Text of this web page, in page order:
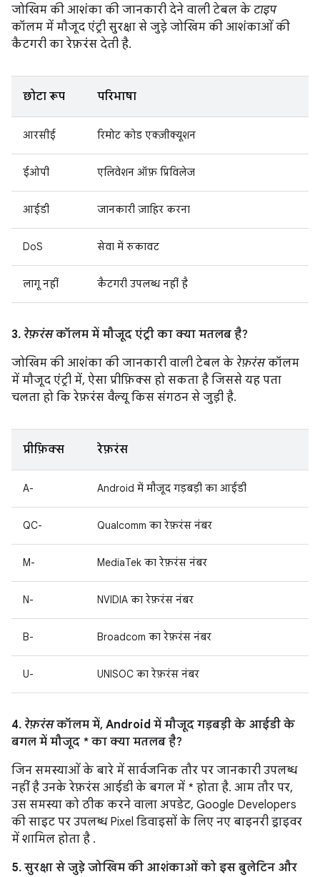
जोखिम की आशंका की जानकारी देने वाली टेबल के टाइप
कॉलम में मौजूद एंट्री सुरक्षा से जुड़े जोखिम की आशंकाओं की
कैटगरी का रेफ़रंस देती है.
छोटा रूप परिभाषा
आरसीई रिमोट कोड एक्ज़ीक्यूशन
ईओपी एलिवेशन ऑफ़ प्रिविलेज
आईडी जानकारी ज़ाहिर करना
DoS सेवा में रुकावट
लागू नहीं कैटगरी उपलब्ध नहीं है
3. रेफ़रंसकॉलम में मौजूद एंट्री का क्या मतलब है?
जोखिम की आशंका की जानकारी वाली टेबल के रेफ़रंसकॉलम
में मौजूद एंट्री में, ऐसा प्रीफ़िक्स हो सकता है जिससे यह पता
चलता हो कि रेफ़रंस वैल्यू किस संगठन से जुड़ी है.
प्रीफ़िक्स रेफ़रंस
A- Android में मौजूद गड़बड़ी का आईडी
QC- Qualcomm का रेफ़रंस नंबर
M- MediaTek का रेफ़रंस नंबर
N- NVIDIA का रेफ़रंस नंबर
B- Broadcom का रेफ़रंस नंबर
U- UNISOC का रेफ़रंस नंबर
4. रेफ़रंसकॉलम में, Android में मौजूद गड़बड़ी के आईडी के
बगल में मौजूद * का क्या मतलब है?
जिन समस्याओं के बारे में सार्वजनिक तौर पर जानकारी उपलब्ध
नहीं है उनके रेफ़रंस आईडी के बगल में * होता है. आम तौर पर,
उस समस्या को ठीक करने वाला अपडेट, Google Developers
की साइट पर उपलब्ध Pixel डिवाइसों के लिए नए बाइनरी ड्राइवर
में शामिल होता है .
5. सुरक्षा से जुड़े जोखिम की आशंकाओं को इस बुलेटिन और